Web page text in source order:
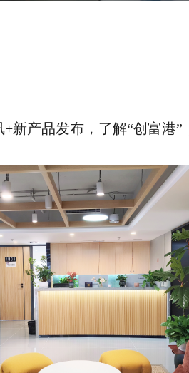
新产品发布，了解“创富港